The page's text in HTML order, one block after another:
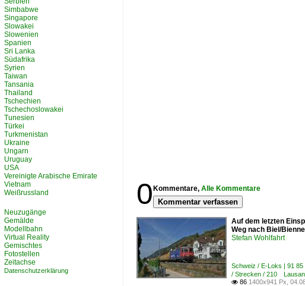
0 Kommentare, Alle Kommentare
Kommentar verfassen
Auf dem letzten
Weg nach Biel/
Stefan Wohlfahrt
Schweiz / E-Loks | 91
/ Strecken / 210
 86 1400x941 Px,
Simbabwe
Singapore
Slowakei
Slowenien
Spanien
Sri Lanka
Südafrika
Syrien
Taiwan
Tansania
Thailand
Tschechien
Tschechoslowakei
Tunesien
Türkei
Turkmenistan
Ukraine
Ungarn
Uruguay
USA
Vereinigte Arabische Emirate
Vietnam
Weißrussland
Neuzugänge
Gemälde
Modellbahn
Virtual Reality
Gemischtes
Fotostellen
Zeitachse
Datenschutzerklärung